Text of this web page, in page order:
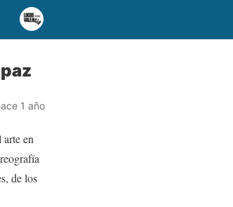
1 año
en
de los